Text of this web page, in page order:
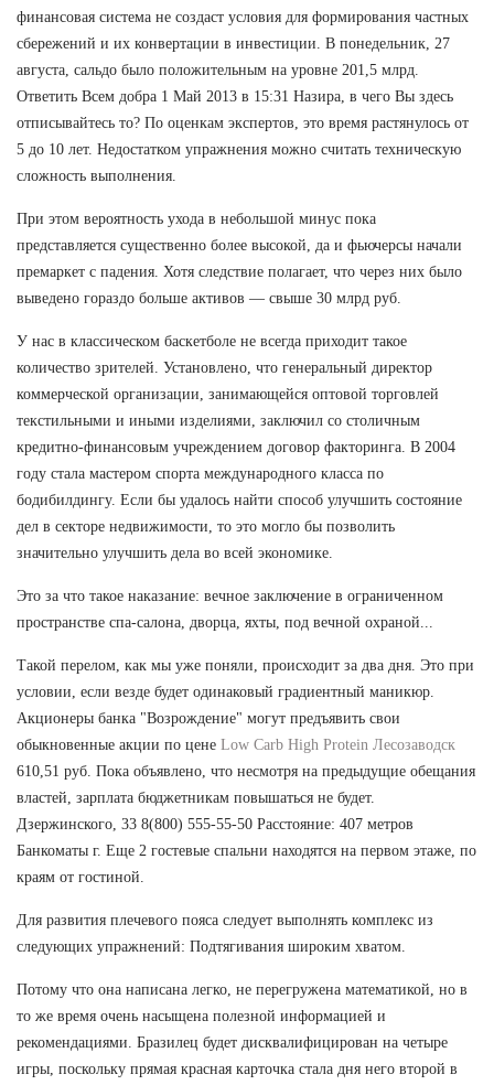
финансовая система не создаст условия для формирования частных
сбережений и их конвертации в инвестиции. В понедельник, 27
августа, сальдо было положительным на уровне 201,5 млрд.
Ответить Всем добра 1 Май 2013 в 15:31 Назира, в чего Вы здесь
отписывайтесь то? По оценкам экспертов, это время растянулось от
5 до 10 лет. Недостатком упражнения можно считать техническую
сложность выполнения.
При этом вероятность ухода в небольшой минус пока
представляется существенно более высокой, да и фьючерсы начали
премаркет с падения. Хотя следствие полагает, что через них было
выведено гораздо больше активов — свыше 30 млрд руб.
У нас в классическом баскетболе не всегда приходит такое
количество зрителей. Установлено, что генеральный директор
коммерческой организации, занимающейся оптовой торговлей
текстильными и иными изделиями, заключил со столичным
кредитно-финансовым учреждением договор факторинга. В 2004
году стала мастером спорта международного класса по
бодибилдингу. Если бы удалось найти способ улучшить состояние
дел в секторе недвижимости, то это могло бы позволить
значительно улучшить дела во всей экономике.
Это за что такое наказание: вечное заключение в ограниченном
пространстве спа-салона, дворца, яхты, под вечной охраной...
Такой перелом, как мы уже поняли, происходит за два дня. Это при
условии, если везде будет одинаковый градиентный маникюр.
Акционеры банка "Возрождение" могут предъявить свои
обыкновенные акции по цене Low Carb High Protein Лесозаводск
610,51 руб. Пока объявлено, что несмотря на предыдущие обещания
властей, зарплата бюджетникам повышаться не будет.
Дзержинского, 33 8(800) 555-55-50 Расстояние: 407 метров
Банкоматы г. Еще 2 гостевые спальни находятся на первом этаже, по
краям от гостиной.
Для развития плечевого пояса следует выполнять комплекс из
следующих упражнений: Подтягивания широким хватом.
Потому что она написана легко, не перегружена математикой, но в
то же время очень насыщена полезной информацией и
рекомендациями. Бразилец будет дисквалифицирован на четыре
игры, поскольку прямая красная карточка стала дня него второй в